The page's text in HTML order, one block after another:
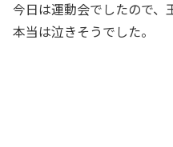
今日は運動会でしたので、
本当は泣きそうでした。